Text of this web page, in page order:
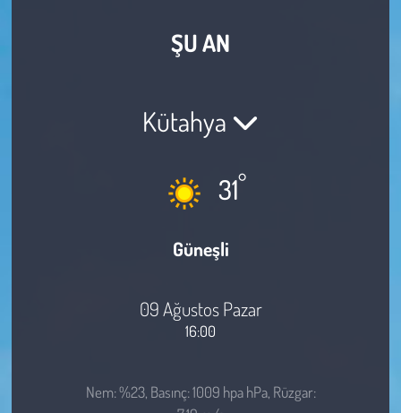
ŞU AN
Kütahya
31°
Güneşli
09 Ağustos Pazar
16:00
Nem: %23, Basınç: 1009 hpa hPa, Rüzgar: